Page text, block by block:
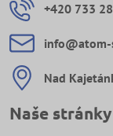
+420 733
info​@atom-
Nad
Naše stránky